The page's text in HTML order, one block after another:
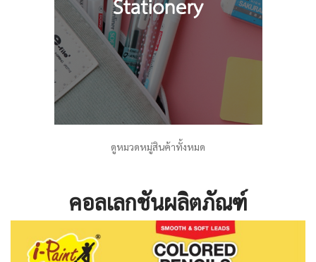
ดูหมวดหมู่สินค้าทั้งหมด
คอลเลกชันผลิตภัณฑ์